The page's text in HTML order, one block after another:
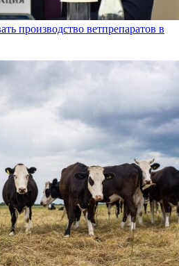
производство ветпрепаратов в